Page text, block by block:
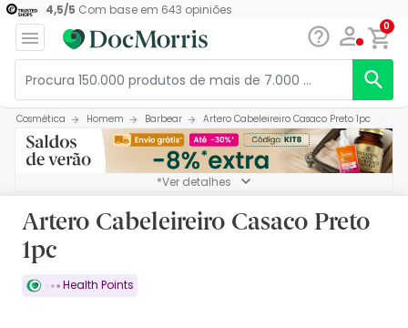
4,5/5 Com base em 643 opiniões
0
Cosmética Homem Barbear Artero Cabeleireiro Casaco Preto 1pc
*Ver detalhes
Artero Cabeleireiro Casaco Preto
1pc
Health Points